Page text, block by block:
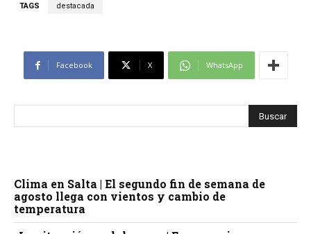
TAGS destacada
Facebook X WhatsApp
Clima en Salta | El segundo fin de semana de
agosto llega con vientos y cambio de
temperatura